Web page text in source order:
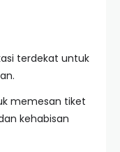
terdekat untuk
memesan tiket
kehabisan